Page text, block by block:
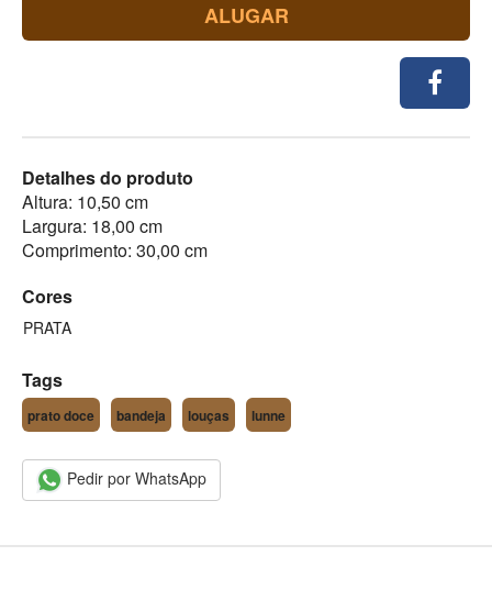
ALUGAR
Detalhes do produto
Altura: 10,50 cm
Largura: 18,00 cm
Comprimento: 30,00 cm
Cores
PRATA
Tags
prato doce bandeja louças lunne
Pedir por WhatsApp